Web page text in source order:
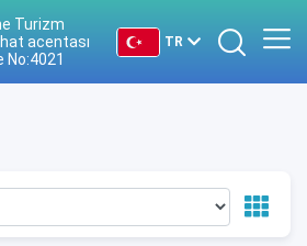
Turizm
acentası
No:4021
TR
DE
RU